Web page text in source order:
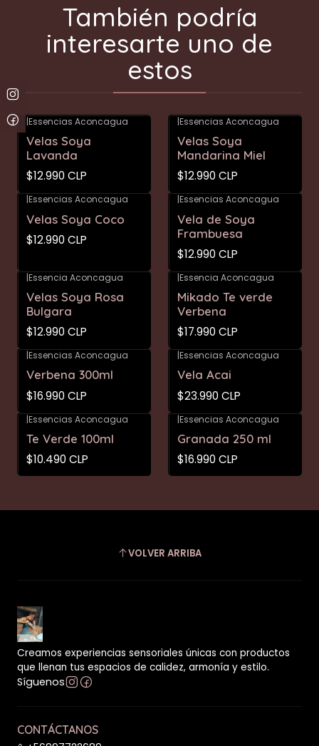
También podría
interesarte uno de
estos
|Essencias Aconcagua
Velas Soya
Lavanda
$12.990 CLP
|Essencias Aconcagua
Velas Soya
Mandarina Miel
$12.990 CLP
|Essencias Aconcagua
Velas Soya Coco
$12.990 CLP
|Essencias Aconcagua
Vela de Soya
Frambuesa
$12.990 CLP
|Essencia Aconcagua
Velas Soya Rosa
Bulgara
$12.990 CLP
|Essencia Aconcagua
Mikado Te verde
Verbena
$17.990 CLP
|Essencias Aconcagua
Verbena 300ml
$16.990 CLP
|Essencias Aconcagua
Vela Acai
$23.990 CLP
|Essencias Aconcagua
Te Verde 100ml
$10.490 CLP
|Essencias Aconcagua
Granada 250 ml
$16.990 CLP
VOLVER ARRIBA
Creamos experiencias sensoriales únicas con productos
que llenan tus espacios de calidez, armonía y estilo.
Síguenos
CONTÁCTANOS